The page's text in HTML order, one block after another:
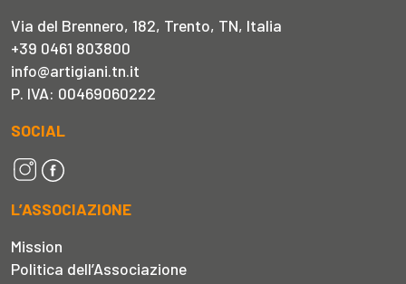
Via del Brennero, 182, Trento, TN, Italia
+39 0461 803800
info@artigiani.tn.it
P. IVA: 00469060222
SOCIAL
L’ASSOCIAZIONE
Mission
Politica dell’Associazione